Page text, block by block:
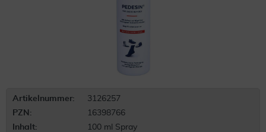
Artikelnummer:
3126257
PZN:
16398766
Inhalt:
100 ml Spray